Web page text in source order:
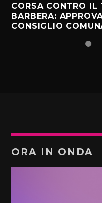
CORSA CONTRO IL
BARBERA:
CONSIGLIO
ORA IN ONDA